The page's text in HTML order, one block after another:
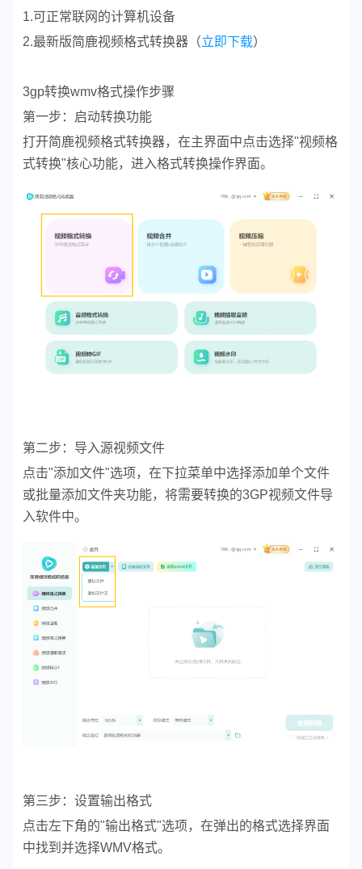
1.可正常联网的计算机设备
2.最新版简鹿视频格式转换器（立即下载）
3gp转换wmv格式操作步骤
第一步：启动转换功能
打开简鹿视频格式转换器，在主界面中点击选择"视频格
式转换"核心功能，进入格式转换操作界面。
第二步：导入源视频文件
点击"添加文件"选项，在下拉菜单中选择添加单个文件
或批量添加文件夹功能，将需要转换的3GP视频文件导
入软件中。
第三步：设置输出格式
点击左下角的"输出格式"选项，在弹出的格式选择界面
中找到并选择WMV格式。